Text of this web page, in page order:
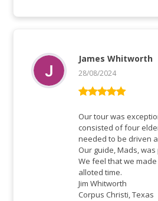
of 5
James Whitworth
28/08/2024
Our tour was
consisted of four
needed to be driven
Our guide, Mads,
We feel that we
alloted time.
Jim Whitworth
Corpus Christi, Texas